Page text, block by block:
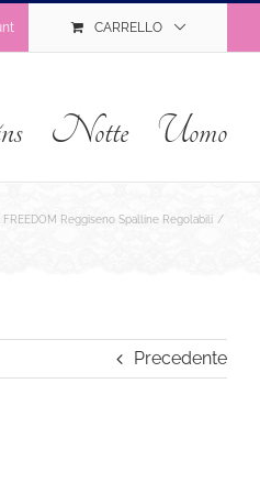
CARRELLO
Notte Uomo
FREEDOM Reggiseno Spalline Regolabili
Precedente